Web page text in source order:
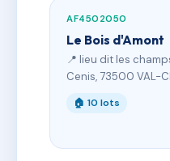
AF4502050
Le Bois d'Amont
📍 lieu dit les
Cenis, 73500 VAL-
🏠 10 lots